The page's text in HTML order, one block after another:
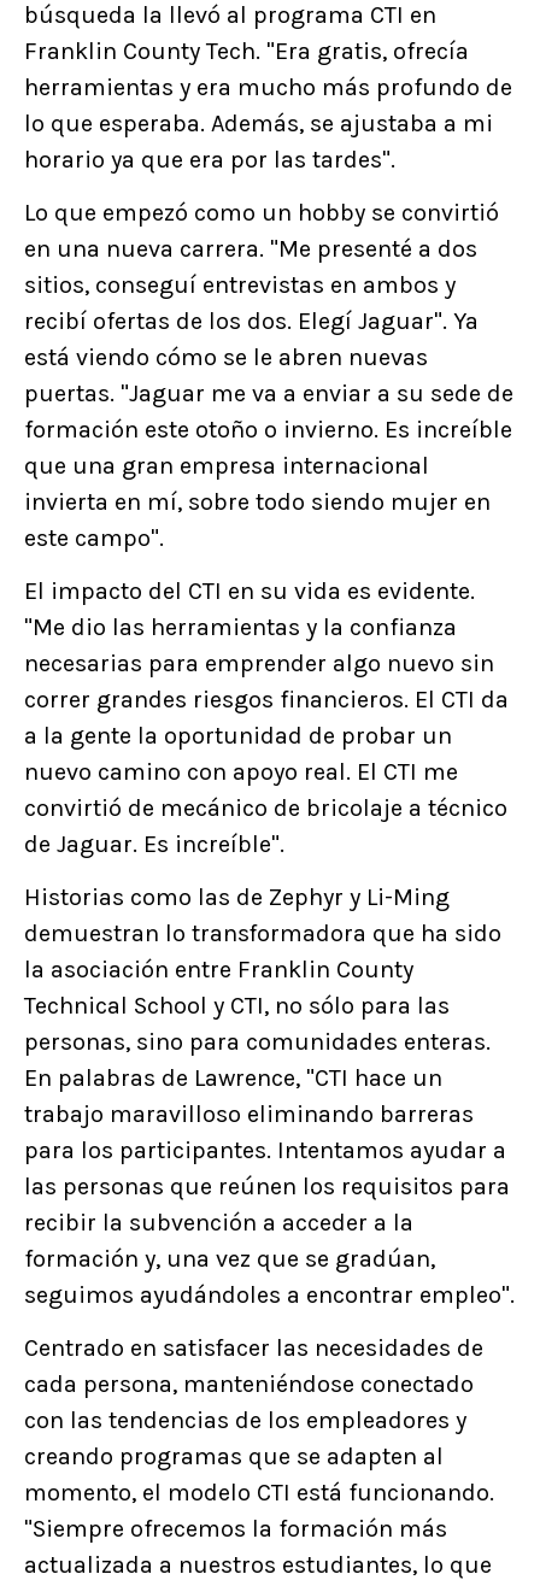
búsqueda la llevó al programa CTI en
Franklin County Tech. "Era gratis, ofrecía
herramientas y era mucho más profundo de
lo que esperaba. Además, se ajustaba a mi
horario ya que era por las tardes".
Lo que empezó como un hobby se convirtió
en una nueva carrera. "Me presenté a dos
sitios, conseguí entrevistas en ambos y
recibí ofertas de los dos. Elegí Jaguar". Ya
está viendo cómo se le abren nuevas
puertas. "Jaguar me va a enviar a su sede de
formación este otoño o invierno. Es increíble
que una gran empresa internacional
invierta en mí, sobre todo siendo mujer en
este campo".
El impacto del CTI en su vida es evidente.
"Me dio las herramientas y la confianza
necesarias para emprender algo nuevo sin
correr grandes riesgos financieros. El CTI da
a la gente la oportunidad de probar un
nuevo camino con apoyo real. El CTI me
convirtió de mecánico de bricolaje a técnico
de Jaguar. Es increíble".
Historias como las de Zephyr y Li-Ming
demuestran lo transformadora que ha sido
la asociación entre Franklin County
Technical School y CTI, no sólo para las
personas, sino para comunidades enteras.
En palabras de Lawrence, "CTI hace un
trabajo maravilloso eliminando barreras
para los participantes. Intentamos ayudar a
las personas que reúnen los requisitos para
recibir la subvención a acceder a la
formación y, una vez que se gradúan,
seguimos ayudándoles a encontrar empleo".
Centrado en satisfacer las necesidades de
cada persona, manteniéndose conectado
con las tendencias de los empleadores y
creando programas que se adapten al
momento, el modelo CTI está funcionando.
"Siempre ofrecemos la formación más
actualizada a nuestros estudiantes, lo que